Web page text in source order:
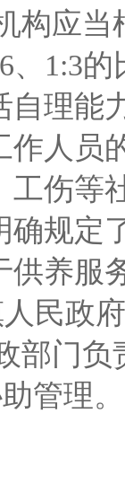
构应
、 1:3的
理能
作人员
伤等
确规定
供养服
人民政
部门
管理。